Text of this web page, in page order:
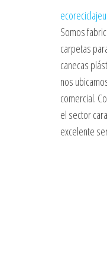
Somos
carpetas
canecas
nos
comercial.
el sector
excelente